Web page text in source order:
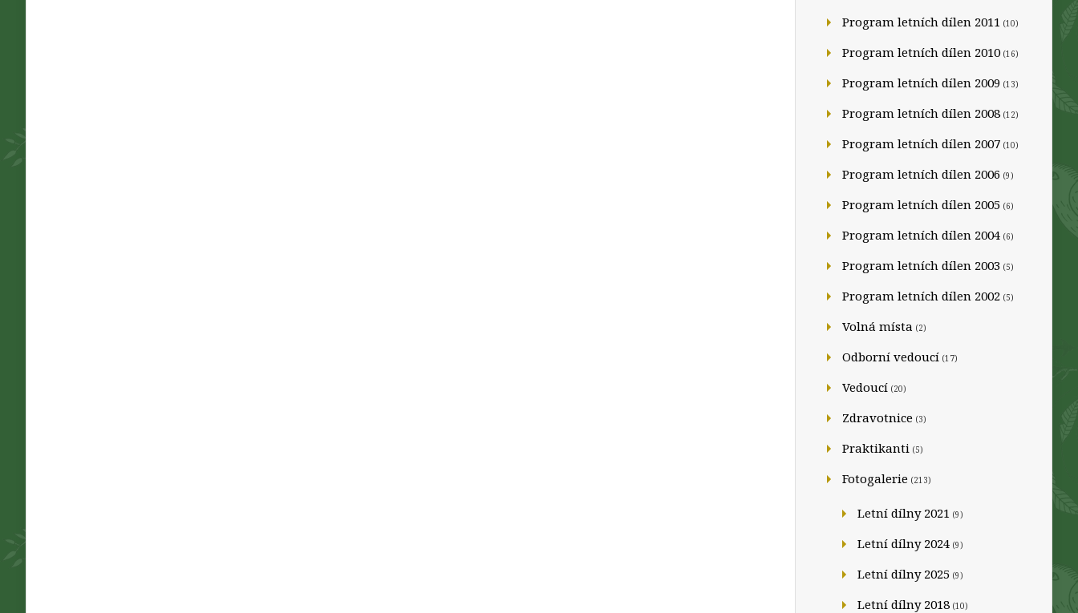
Program letních dílen 2011 (10)
Program letních dílen 2010 (16)
Program letních dílen 2009 (13)
Program letních dílen 2008 (12)
Program letních dílen 2007 (10)
Program letních dílen 2006 (9)
Program letních dílen 2005 (6)
Program letních dílen 2004 (6)
Program letních dílen 2003 (5)
Program letních dílen 2002 (5)
Volná místa (2)
Odborní vedoucí (17)
Vedoucí (20)
Zdravotnice (3)
Praktikanti (5)
Fotogalerie (213)
Letní dílny 2021 (9)
Letní dílny 2024 (9)
Letní dílny 2025 (9)
Letní dílny 2018 (10)